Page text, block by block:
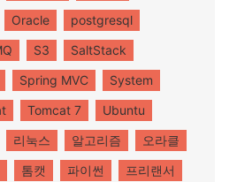
Oracle
postgresql
S3
SaltStack
Spring MVC
System
Tomcat 7
Ubuntu
리눅스 알고리즘
오라클
톰캣 파이썬 프리랜서